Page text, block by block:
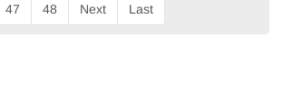
47 48 Next Last